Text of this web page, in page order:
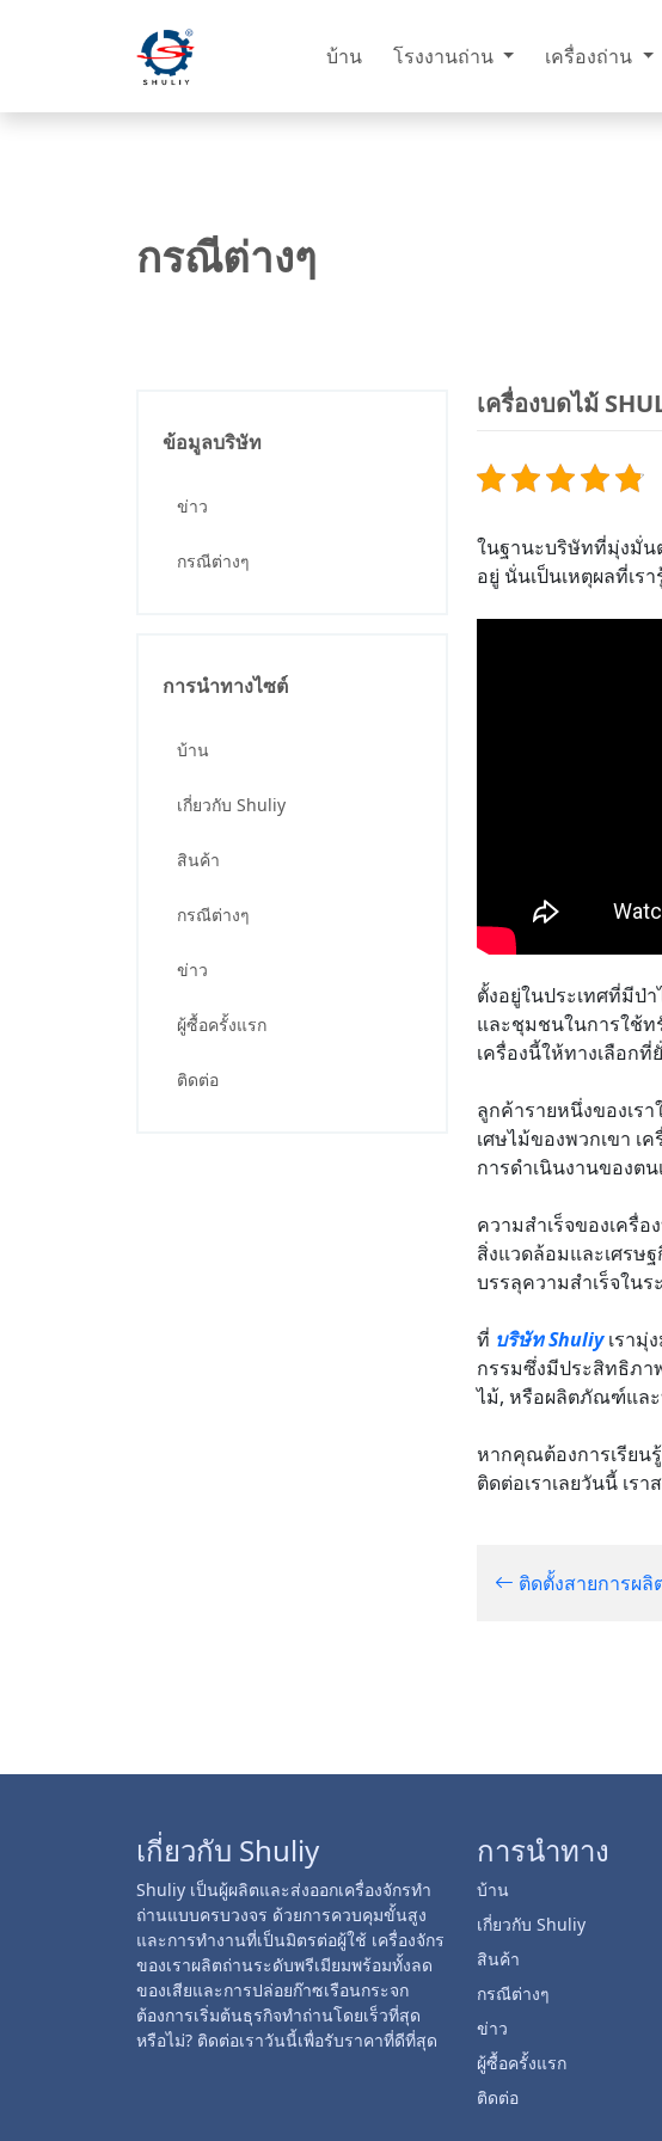
บ้าน โรงงานถ่าน เครื่องถ่าน
กรณีต่างๆ
ข้อมูลบริษัท
ข่าว
กรณีต่างๆ
การนำทางไซต์
บ้าน
เกี่ยวกับ Shuliy
สินค้า
กรณีต่างๆ
ข่าว
ผู้ซื้อครั้งแรก
ติดต่อ
เครื่องบดไม้
ในฐานะบริษัทที่มุ่งมั่น
อยู่ นั่นเป็นเหตุผลที่เร
ตั้งอยู่ในประเทศที่มีป่
และชุมชนในการใช้ท
เครื่องนี้ให้ทางเลือก
ลูกค้ารายหนึ่งของเรา
เศษไม้ของพวกเขา เ
การดำเนินงานของต
ความสำเร็จของเครื่
สิ่งแวดล้อมและเศรษ
บรรลุความสำเร็จใน
ที่ บริษัท Shuliyเรามุ่
กรรมซึ่งมีประสิทธิภา
ไม้, หรือผลิตภัณฑ์และ
หากคุณต้องการเรียน
ติดต่อเราเลยวันนี้ เ
ติดตั้งสายการผ
เกี่ยวกับ Shuliy
Shuliy เป็นผู้ผลิตและส่งออกเครื่องจักรทำ
ถ่านแบบครบวงจร ด้วยการควบคุมขั้นสูง
และการทำงานที่เป็นมิตรต่อผู้ใช้ เครื่องจักร
ของเราผลิตถ่านระดับพรีเมียมพร้อมทั้งลด
ของเสียและการปล่อยก๊าซเรือนกระจก
ต้องการเริ่มต้นธุรกิจทำถ่านโดยเร็วที่สุด
หรือไม่? ติดต่อเราวันนี้เพื่อรับราคาที่ดีที่สุด
การนำทาง
บ้าน
เกี่ยวกับ Shuliy
สินค้า
กรณีต่างๆ
ข่าว
ผู้ซื้อครั้งแรก
ติดต่อ